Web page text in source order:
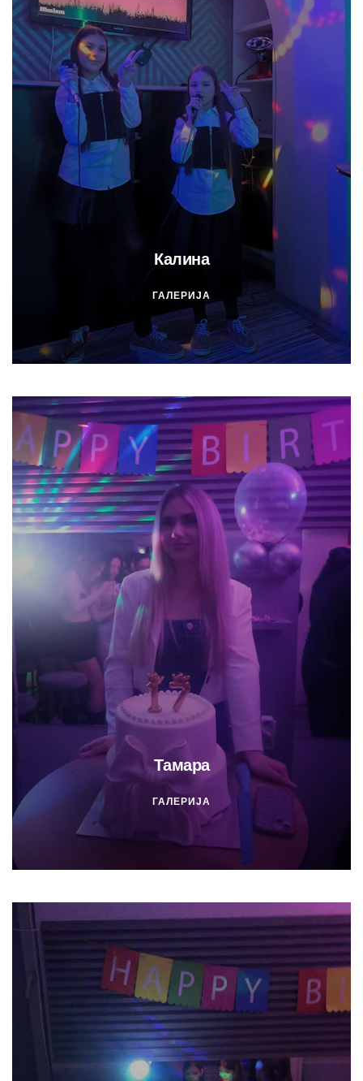
Калина
ГАЛЕРИЈА
Тамара
ГАЛЕРИЈА